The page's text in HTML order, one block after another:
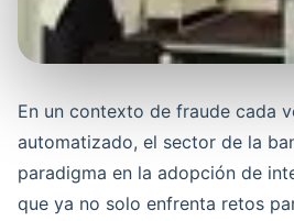
En un contexto de fraude cada
automatizado, el sector de la
paradigma en la adopción de
que ya no solo enfrenta retos